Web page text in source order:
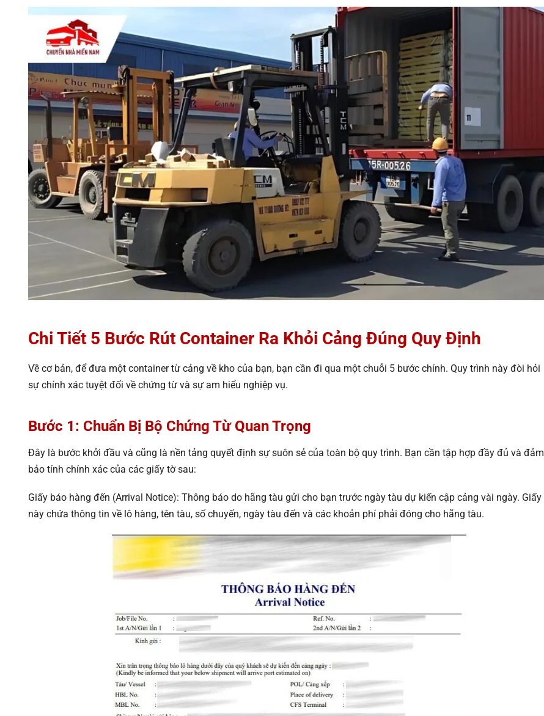
Chi Tiết 5 Bước Rút Container Ra Khỏi Cảng Đúng Quy Định
Về cơ bản, để đưa một container từ cảng về kho của bạn, bạn cần đi qua một chuỗi 5 bước chính. Quy trình này đòi hỏi
sự chính xác tuyệt đối về chứng từ và sự am hiểu nghiệp vụ.
Bước 1: Chuẩn Bị Bộ Chứng Từ Quan Trọng
Đây là bước khởi đầu và cũng là nền tảng quyết định sự suôn sẻ của toàn bộ quy trình. Bạn cần tập hợp đầy đủ và đảm
bảo tính chính xác của các giấy tờ sau:
Giấy báo hàng đến (Arrival Notice): Thông báo do hãng tàu gửi cho bạn trước ngày tàu dự kiến cập cảng vài ngày. Giấy
này chứa thông tin về lô hàng, tên tàu, số chuyến, ngày tàu đến và các khoản phí phải đóng cho hãng tàu.